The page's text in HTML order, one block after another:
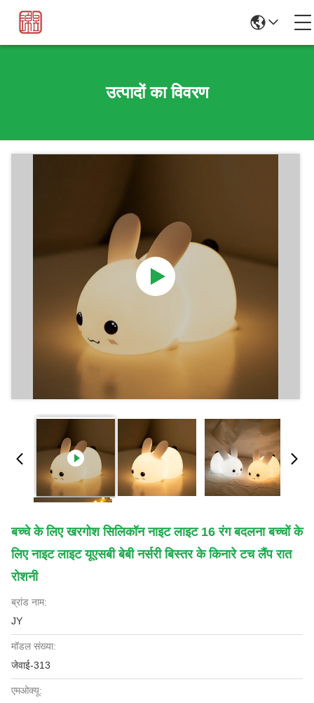
उत्पादों का विवरण
बच्चे के लिए खरगोश सिलिकॉन नाइट लाइट 16 रंग बदलना बच्चों के
लिए नाइट लाइट यूएसबी बेबी नर्सरी बिस्तर के किनारे टच लैंप रात
रोशनी
ब्रांड नाम:
JY
मॉडल संख्या:
जेवाई-313
एमओक्यू: